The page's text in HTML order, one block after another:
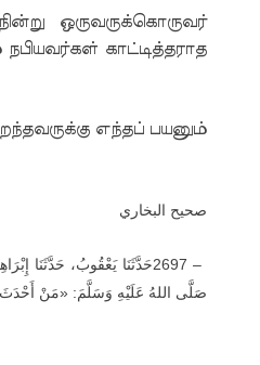
ஒருவருக்கொருவர்
காட்டித்தராத
எந்தப் பயனும்
صحيح البخاري
2697 –حَدَّثَنَا يَعْقُوبُ، حَدَّثَنَا
صَلَّى اللهُ عَلَيْهِ وَسَلَّمَ: «مَنْ أَحْدَثَ